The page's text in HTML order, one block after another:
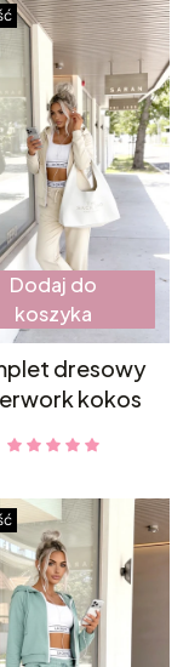
Dodaj do
koszyka
dresowy
kokos